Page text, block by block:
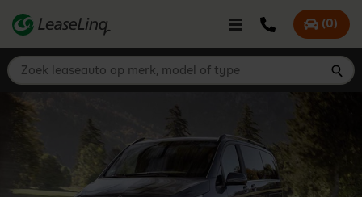
Bel LeaseLinq
Mijn
(0)
Zoek leaseauto op merk, model of type